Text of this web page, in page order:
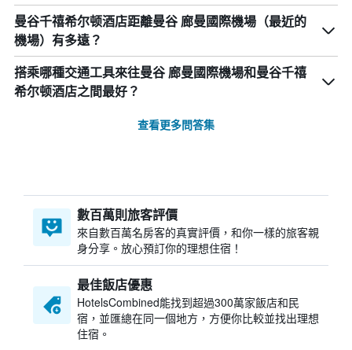
曼谷千禧希尔顿酒店距離曼谷 廊曼國際機場（最近的
機場）有多遠？
搭乘哪種交通工具來往曼谷 廊曼國際機場和曼谷千禧
希尔顿酒店之間最好？
查看更多問答集
數百萬則旅客評價
來自數百萬名房客的真實評價，和你一樣的旅客親
身分享。放心預訂你的理想住宿！
最佳飯店優惠
HotelsCombined​能找到超過300萬家飯店和民
宿，並匯總在同一個地方，方便你比較並找出理想
住宿。